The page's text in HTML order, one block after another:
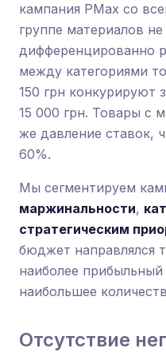
кампания PMax со
группе материалов
дифференцированно
между категориями
150 грн конкурируют
15 000 грн. Товары с
же давление ставок,
60%.
Мы сегментируем
маржинальности,
стратегическим
бюджет направлялся
наиболее
наибольшее
Отсутствие